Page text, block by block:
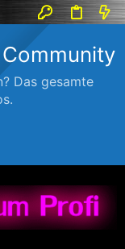
Das gesamte